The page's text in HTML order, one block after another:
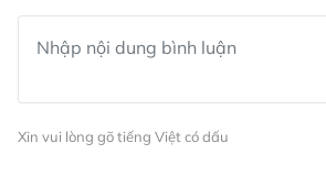
Xin vui lòng gõ tiếng Việt có dấu